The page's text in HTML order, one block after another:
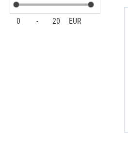
0 - 20 EUR